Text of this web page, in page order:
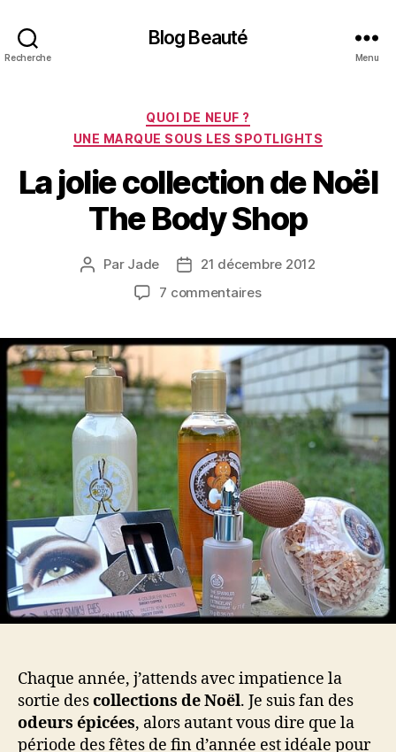
Recherche
Blog Beauté
Menu
Catégories
QUOI DE NEUF ?
UNE MARQUE SOUS LES SPOTLIGHTS
La jolie collection de Noël
The Body Shop
Auteur
Par Jade
Date21 décembre 2012
7 commentairessur
collection
de
Noël
The
Body
Shop
Chaque année, j’attends avec impatience la
sortie descollections de Noël. Je suis fan des
odeurs épicées, alors autant vous dire que la
période des fêtes de fin d’année est idéale pour